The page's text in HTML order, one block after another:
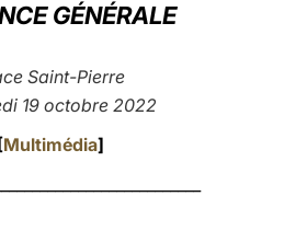
GÉNÉRALE
Saint-Pierre
19 octobre 2022
[Multimédia]